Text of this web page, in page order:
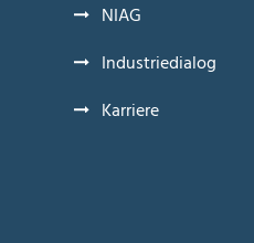
NIAG
Industriedialog
Karriere